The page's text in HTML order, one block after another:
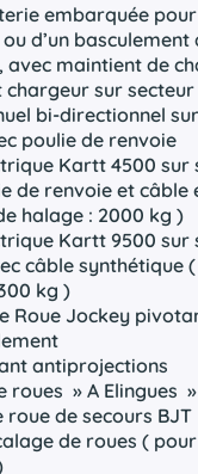
embarquée
ou d’un
avec maintient de
chargeur sur secteur
bi-directionnel
poulie de renvoie
Kartt 4500
de renvoie et câble
halage : 2000 kg )
Kartt 9500 sur
câble synthétique
kg )
Roue Jockey
antiprojections
roues » A Elingues
roue de secours BJT
de roues (